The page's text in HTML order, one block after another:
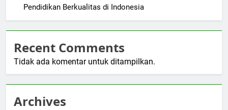
Pendidikan Berkualitas di Indonesia
Recent Comments
Tidak ada komentar untuk ditampilkan.
Archives